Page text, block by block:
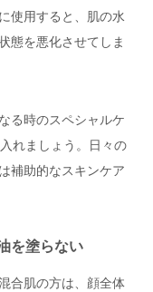
使用すると、肌の水
態を悪化させてしま
る時のスペシャルケ
れましょう。日々の
補助的なスキンケア
を塗らない
合肌の方は、顔全体